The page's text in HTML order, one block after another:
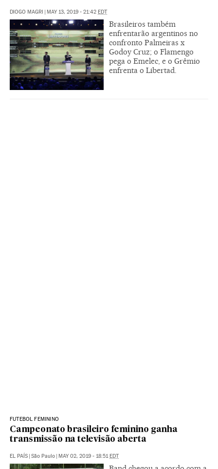
DIOGO MAGRI | MAY 13, 2019 - 21:42 EDT
Brasileiros também
enfrentarão argentinos no
confronto Palmeiras x
Godoy Cruz; o Flamengo
pega o Emelec, e o Grêmio
enfrenta o Libertad.
FUTEBOL FEMININO
Campeonato brasileiro feminino ganha
transmissão na televisão aberta
EL PAÍS | São Paulo | MAY 02, 2019 - 18:51 EDT